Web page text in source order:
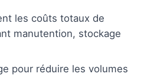
les coûts totaux de
manutention, stockage
pour réduire les volumes